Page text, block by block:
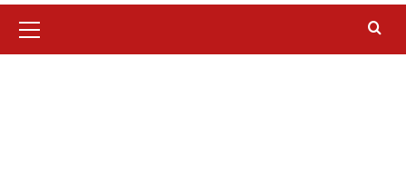
principale